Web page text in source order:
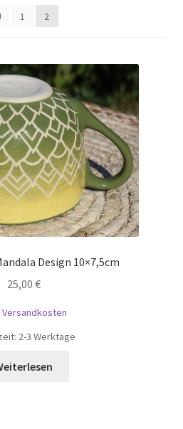
1 2
Design 10×7,5cm
25,00 €
Versandkosten
2-3 Werktage